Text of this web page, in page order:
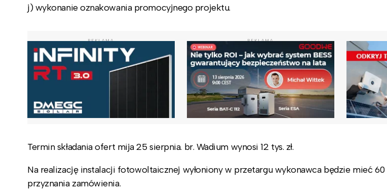
j) wykonanie oznakowania promocyjnego projektu.
REKLAMA REKLAMA
Termin składania ofert mija 25 sierpnia. br. Wadium wynosi 12 tys. zł.
Na realizację instalacji fotowoltaicznej wyłoniony w przetargu wykonawca będzie mieć
przyznania zamówienia.